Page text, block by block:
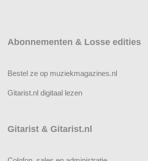
Abonnementen & Losse edities
Bestel ze op muziekmagazines.nl
Gitarist.nl digitaal lezen
Gitarist & Gitarist.nl